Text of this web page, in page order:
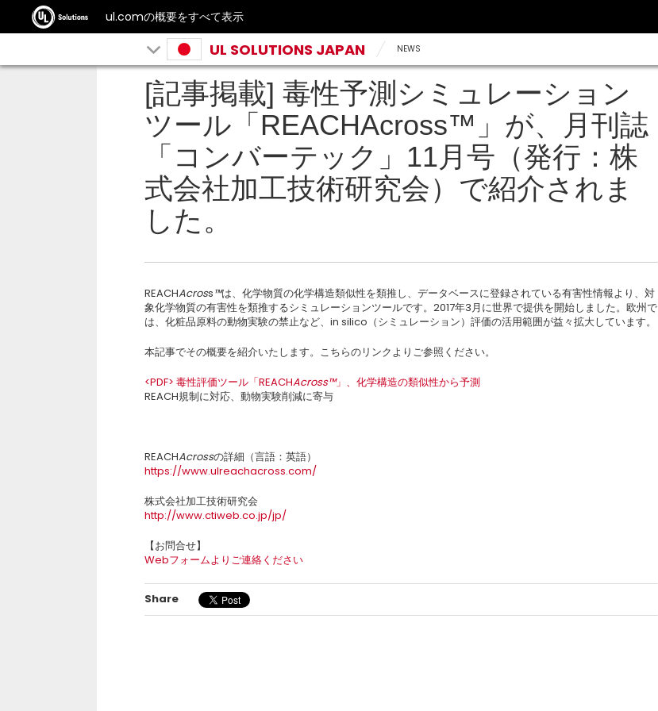
ul.comの概要をすべて表示
UL SOLUTIONS JAPAN NEWS
[記事掲載] 毒性予測シミュレーション
ツール「REACHAcross™」が、月刊誌
「コンバーテック」11月号（発行：株
式会社加工技術研究会）で紹介されま
した。
REACHAcross™は、化学物質の化学構造類似性を類推し、データベースに登録されている有害性情報より、対
象化学物質の有害性を類推するシミュレーションツールです。2017年3月に世界で提供を開始しました。欧州で
は、化粧品原料の動物実験の禁止など、in silico（シミュレーション）評価の活用範囲が益々拡大しています。
本記事でその概要を紹介いたします。こちらのリンクよりご参照ください。
<PDF> 毒性評価ツール「REACHAcross™」、化学構造の類似性から予測
REACH規制に対応、動物実験削減に寄与
REACHAcrossの詳細（言語：英語）
https://www.ulreachacross.com/
株式会社加工技術研究会
http://www.ctiweb.co.jp/jp/
【お問合せ】
Webフォームよりご連絡ください
Share